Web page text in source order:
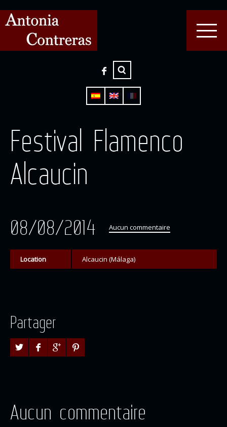
Festival Flamenco
Alcaucin
08/08/2014 Aucun commentaire
Location Alcaucin (Málaga)
Partager
Aucun commentaire